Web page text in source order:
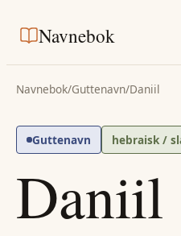
Navnebok
Navnebok/Guttenavn/Daniil
Guttenavn hebraisk /
Daniil